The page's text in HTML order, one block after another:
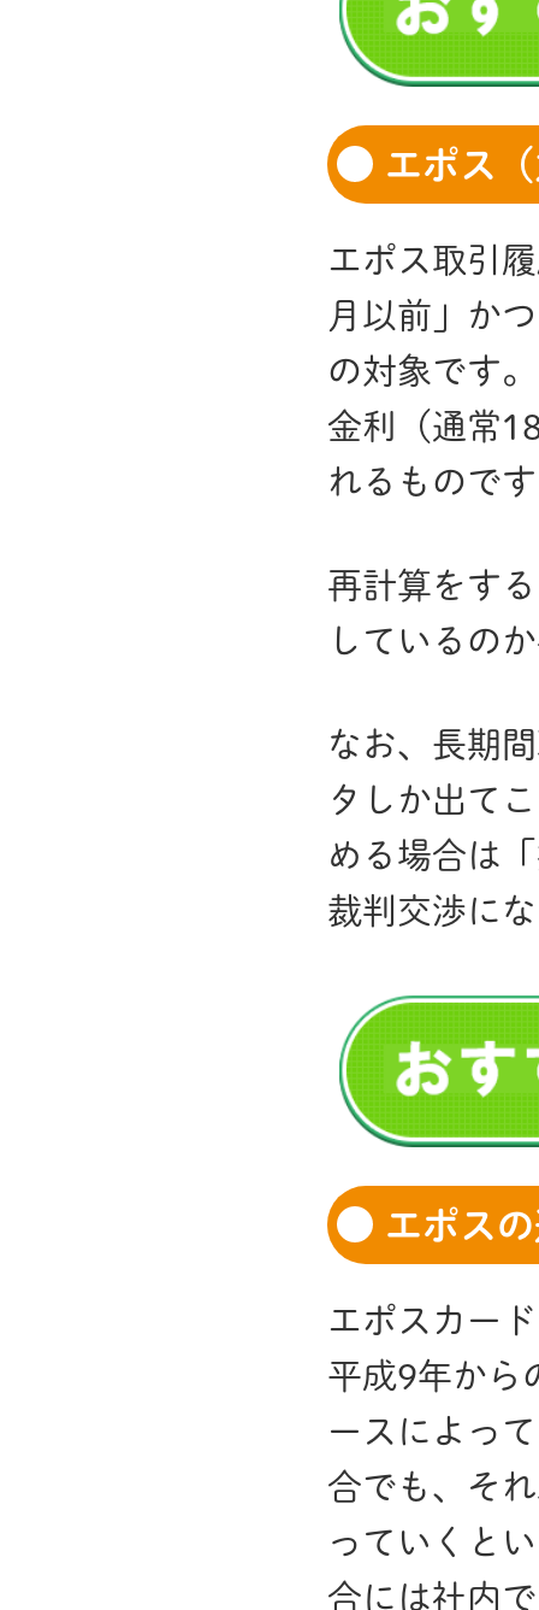
エポス
エポス取引
月以前」か
の対象です
金利（通常
れるもので
再計算をす
しているの
なお、長期
タしか出て
める場合は
裁判交渉に
エポス
エポスカー
平成9年から
ースによっ
合でも、そ
っていくと
合には社内